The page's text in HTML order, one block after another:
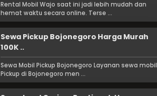
Rental Mobil Wajo saat ini jadi lebih mudah dan
hemat waktu secara online. Terse ...
Sewa Pickup Bojonegoro Harga Murah
100K ..
Sewa Mobil Pickup Bojonegoro Layanan sewa mobil
Pickup di Bojonegoro men ...